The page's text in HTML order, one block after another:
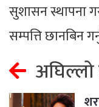
सुशासन स्थापना
सम्पत्ति छानबिन